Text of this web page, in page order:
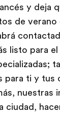
y deja
de
listo para
para ti y tus
nuestras
ciudad,